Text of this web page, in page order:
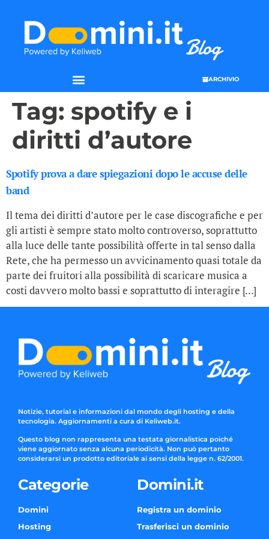
ARCHIVIO
Tag: spotify e i
diritti d’autore
Spotify prova a dare spiegazioni dopo le accuse delle
band
Il tema dei diritti d’autore per le case discografiche e per
gli artisti è sempre stato molto controverso, soprattutto
alla luce delle tante possibilità offerte in tal senso dalla
Rete, che ha permesso un avvicinamento quasi totale da
parte dei fruitori alla possibilità di scaricare musica a
costi davvero molto bassi e soprattutto di interagire […]
Notizie, tutorial e informazioni dal mondo degli hosting e della
tecnologia. Aggiornamenti a cura di Keliweb.it.
Questo blog non rappresenta una testata giornalistica poiché
viene aggiornato senza alcuna periodicità. Non può pertanto
considerarsi un prodotto editoriale ai sensi della legge n. 62/2001.
Categorie
Domini
Hosting
Domini.it
Registra un dominio
Trasferisci un dominio